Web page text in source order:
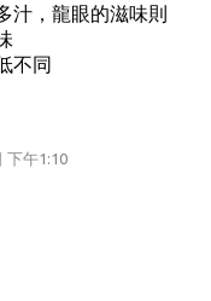
汁，龍眼的滋味則
不同
下午1:10